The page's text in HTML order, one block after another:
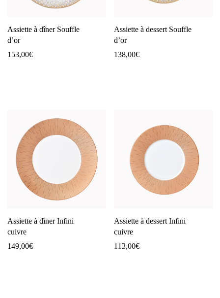
Assiette à dîner Souffle
d’or
153,00€
Assiette à dessert Souffle
d’or
138,00€
Assiette à dîner Infini
cuivre
149,00€
Assiette à dessert Infini
cuivre
113,00€